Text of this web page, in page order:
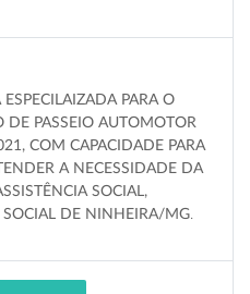
PARA O
DE PASSEIO AUTOMOTOR
COM CAPACIDADE PARA
A NECESSIDADE DA
SOCIAL,
DE NINHEIRA/MG